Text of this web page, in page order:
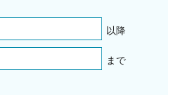
以降
まで